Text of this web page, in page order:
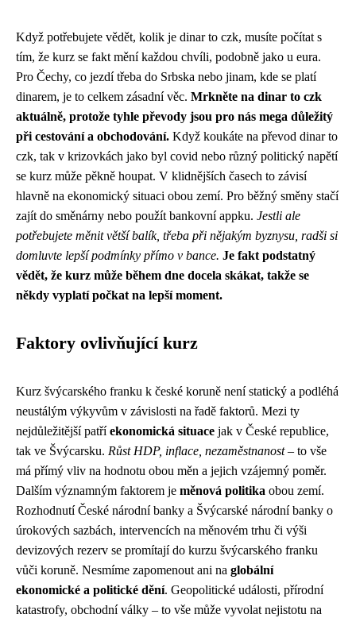
Když potřebujete vědět, kolik je dinar to czk, musíte počítat s
tím, že kurz se fakt mění každou chvíli, podobně jako u eura.
Pro Čechy, co jezdí třeba do Srbska nebo jinam, kde se platí
dinarem, je to celkem zásadní věc. Mrkněte na dinar to czk
aktuálně, protože tyhle převody jsou pro nás mega důležitý
při cestování a obchodování. Když koukáte na převod dinar to
czk, tak v krizovkách jako byl covid nebo různý politický napětí
se kurz může pěkně houpat. V klidnějších časech to závisí
hlavně na ekonomický situaci obou zemí. Pro běžný směny stačí
zajít do směnárny nebo použít bankovní appku. Jestli ale
potřebujete měnit větší balík, třeba při nějakým byznysu, radši si
domluvte lepší podmínky přímo v bance. Je fakt podstatný
vědět, že kurz může během dne docela skákat, takže se
někdy vyplatí počkat na lepší moment.
Faktory ovlivňující kurz
Kurz švýcarského franku k české koruně není statický a podléhá
neustálým výkyvům v závislosti na řadě faktorů. Mezi ty
nejdůležitější patříekonomická situace jak v České republice,
tak ve Švýcarsku. Růst HDP, inflace, nezaměstnanost– to vše
má přímý vliv na hodnotu obou měn a jejich vzájemný poměr.
Dalším významným faktorem je měnová politika obou zemí.
Rozhodnutí České národní banky a Švýcarské národní banky o
úrokových sazbách, intervencích na měnovém trhu či výši
devizových rezerv se promítají do kurzu švýcarského franku
vůči koruně. Nesmíme zapomenout ani na globální
ekonomické a politické dění. Geopolitické události, přírodní
katastrofy, obchodní války – to vše může vyvolat nejistotu na